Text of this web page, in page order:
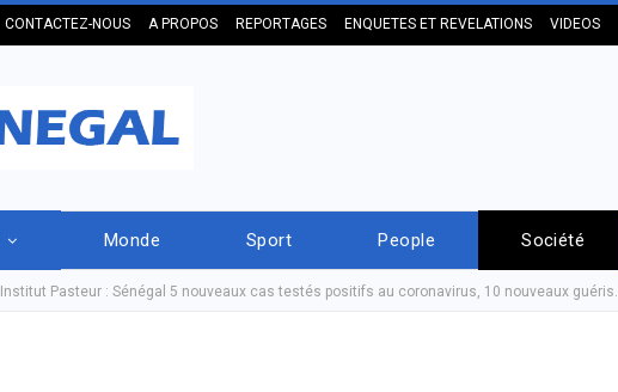
CONTACTEZ-NOUS A PROPOS REPORTAGES ENQUETES ET REVELATIONS VIDEOS
Monde Sport People Société
Institut Pasteur : Sénégal 5 nouveaux cas testés positifs au coronavirus, 10 nouveaux guéris.